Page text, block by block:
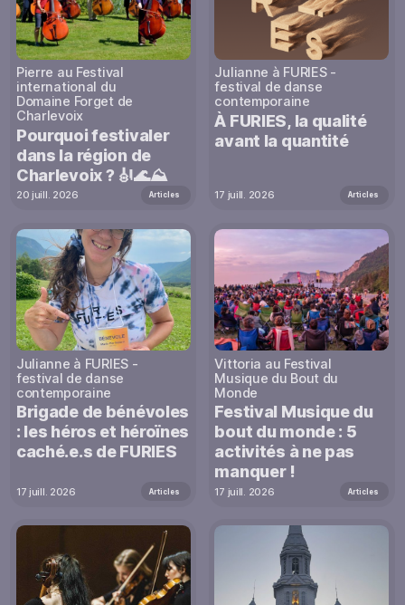
Pierre au Festival
international du
Domaine Forget de
Charlevoix
Pourquoi festivaler
dans la région de
Charlevoix ? 🎻🌊⛰️
20 juill. 2026 Articles
Julianne à FURIES -
festival de danse
contemporaine
À FURIES, la qualité
avant la quantité
17 juill. 2026 Articles
Julianne à FURIES -
festival de danse
contemporaine
Brigade de bénévoles
: les héros et héroïnes
caché.e.s de FURIES
17 juill. 2026 Articles
Vittoria au Festival
Musique du Bout du
Monde
Festival Musique du
bout du monde : 5
activités à ne pas
manquer !
17 juill. 2026 Articles